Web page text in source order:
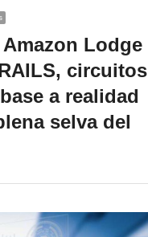
Lodge
circuitos
a realidad
selva del